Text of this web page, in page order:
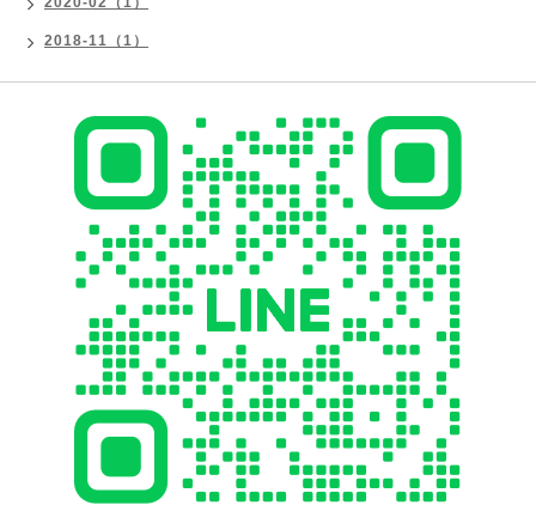
2018-11（1）